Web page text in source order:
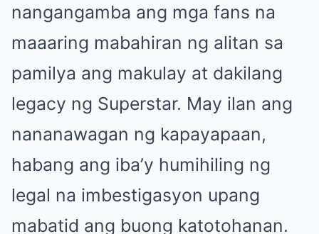
nangangamba ang mga fans na
maaaring mabahiran ng alitan sa
pamilya ang makulay at dakilang
legacy ng Superstar. May ilan ang
nananawagan ng kapayapaan,
habang ang iba’y humihiling ng
legal na imbestigasyon upang
mabatid ang buong katotohanan.